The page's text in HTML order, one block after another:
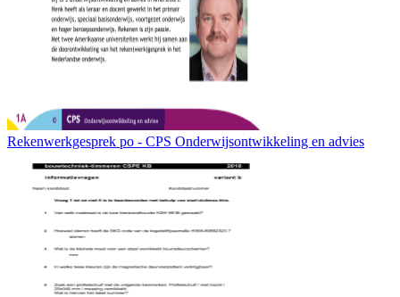
Rekenwerkgesprek po - CPS Onderwijsontwikkeling en advies